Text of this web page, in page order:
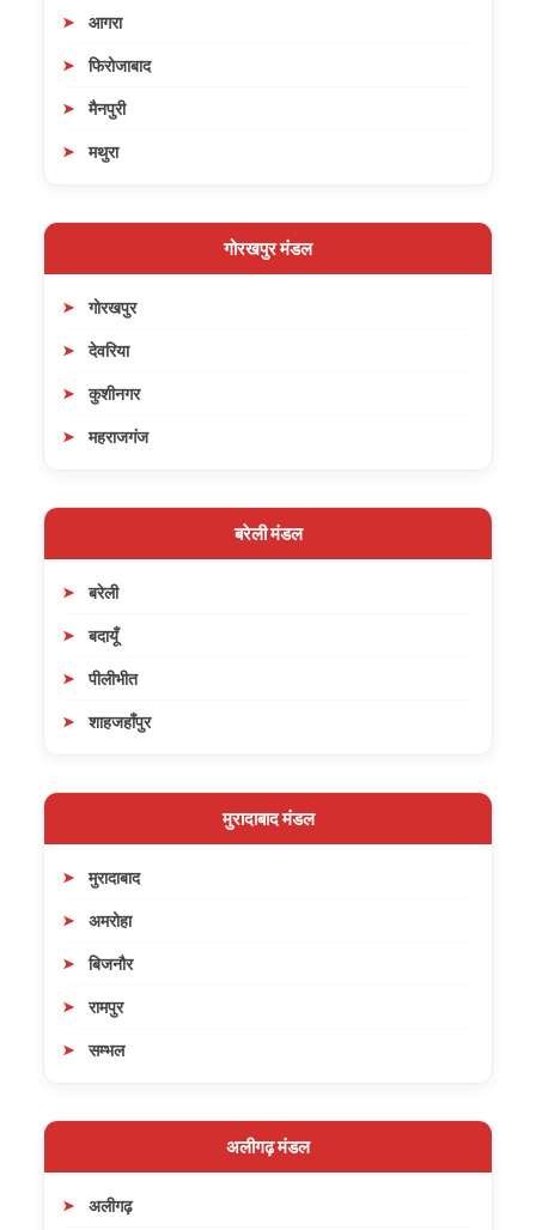
आगरा
फिरोजाबाद
मैनपुरी
मथुरा
गोरखपुर मंडल
गोरखपुर
देवरिया
कुशीनगर
महराजगंज
बरेली मंडल
बरेली
बदायूँ
पीलीभीत
शाहजहाँपुर
मुरादाबाद मंडल
मुरादाबाद
अमरोहा
बिजनौर
रामपुर
सम्भल
अलीगढ़ मंडल
अलीगढ़